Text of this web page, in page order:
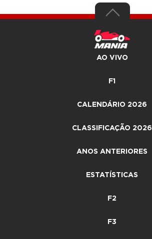
AO VIVO
F1
CALENDÁRIO 2026
CLASSIFICAÇÃO 2026
ANOS ANTERIORES
ESTATÍSTICAS
F2
F3